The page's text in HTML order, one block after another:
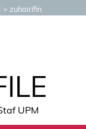
zuhairifin
UPM